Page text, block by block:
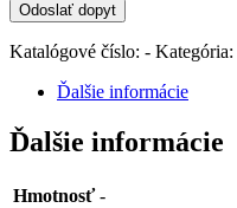
Katalógové číslo: - Kategória:
Ďalšie informácie
Ďalšie informácie
Hmotnosť -